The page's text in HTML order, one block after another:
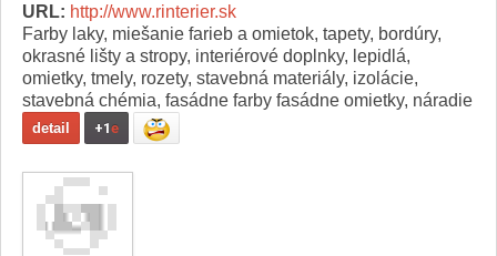
URL: http://www.rinterier.sk
Farby laky, miešanie farieb a omietok, tapety, bordúry,
okrasné lišty a stropy, interiérové doplnky, lepidlá,
omietky, tmely, rozety, stavebná materiály, izolácie,
stavebná chémia, fasádne farby fasádne omietky, náradie
detail +1e